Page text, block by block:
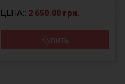
ЦЕНА:: 2 650.00 грн.
Купить